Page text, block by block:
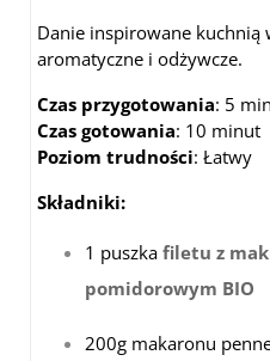
Danie inspirowane kuchnią
aromatyczne i odżywcze.
Czas przygotowania: 5
Czas gotowania: 10 minut
Poziom trudności: Łatwy
Składniki:
1 puszka filetu z
pomidorowym BIO
200g makaronu